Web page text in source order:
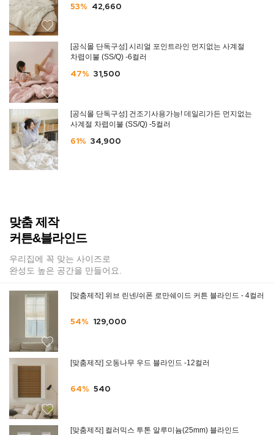
53% 42,660
[공식몰 단독구성] 시리얼 포인트라인 먼지없는 사계절
차렵이불 (SS/Q) -6컬러
47% 31,500
[공식몰 단독구성] 건조기사용가능! 데일리가든 먼지없는
사계절 차렵이불 (SS/Q) -5컬러
61% 34,900
맞춤 제작
커튼&블라인드
우리집에 꼭 맞는 사이즈로
완성도 높은 공간을 만들어요.
[맞춤제작] 위브 린넨/쉬폰 로만쉐이드 커튼 블라인드 - 4컬러
54% 129,000
[맞춤제작] 오동나무 우드 블라인드 -12컬러
64% 540
[맞춤제작] 컬러믹스 투톤 알루미늄(25mm) 블라인드